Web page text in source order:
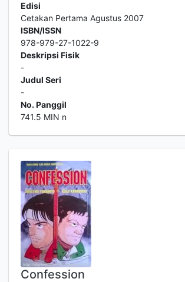
Edisi
Cetakan Pertama Agustus 2007
ISBN/ISSN
978-979-27-1022-9
Deskripsi Fisik
-
Judul Seri
-
No. Panggil
741.5 MIN n
Confession